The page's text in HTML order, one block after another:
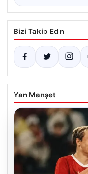
Bizi Takip Edin
Yan Manşet